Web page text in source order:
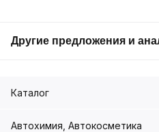
Другие предложения и
Каталог
Автохимия, Автокосметика